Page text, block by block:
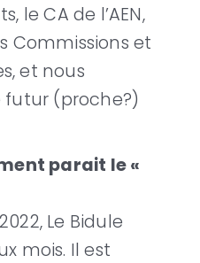
le CA de l’AEN,
Commissions et
et nous
futur (proche?)
parait le «
Le Bidule
mois. Il est